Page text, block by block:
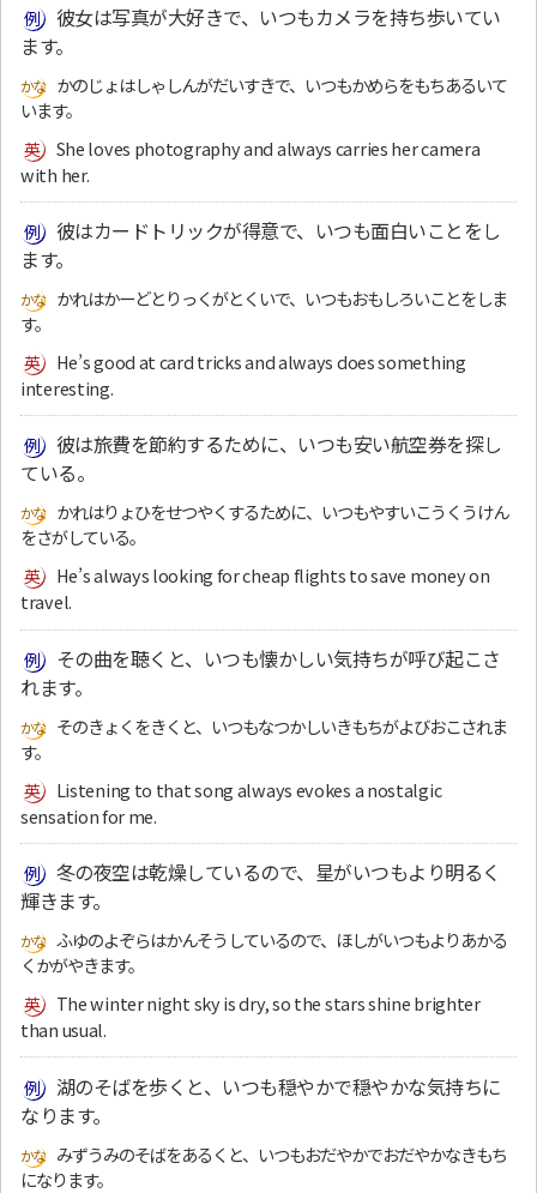
彼女は写真が大好きで、いつもカメラを持ち歩いてい
ます。
かのじょはしゃしんがだいすきで、いつもかめらをもちあるいて
います。
She loves photography and always carries her camera
with her.
彼はカードトリックが得意で、いつも面白いことをし
ます。
かれはかーどとりっくがとくいで、いつもおもしろいことをしま
す。
He’s good at card tricks and always does something
interesting.
彼は旅費を節約するために、いつも安い航空券を探し
ている。
かれはりょひをせつやくするために、いつもやすいこうくうけん
をさがしている。
He’s always looking for cheap flights to save money on
travel.
その曲を聴くと、いつも懐かしい気持ちが呼び起こさ
れます。
そのきょくをきくと、いつもなつかしいきもちがよびおこされま
す。
Listening to that song always evokes a nostalgic
sensation for me.
冬の夜空は乾燥しているので、星がいつもより明るく
輝きます。
ふゆのよぞらはかんそうしているので、ほしがいつもよりあかる
くかがやきます。
The winter night sky is dry, so the stars shine brighter
than usual.
湖のそばを歩くと、いつも穏やかで穏やかな気持ちに
なります。
みずうみのそばをあるくと、いつもおだやかでおだやかなきもち
になります。